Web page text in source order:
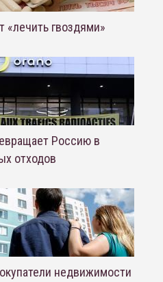
«лечить гвоздями»
Россию в
отходов
недвижимости